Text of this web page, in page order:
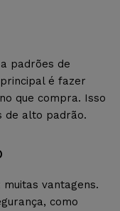
padrões de
é fazer
que compra. Isso
de alto padrão.
vantagens.
como